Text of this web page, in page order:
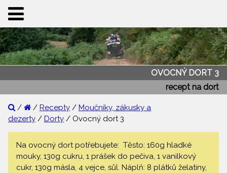
OVOCNÝ DORT 3
recept na dort
/ / Recepty / Moučníky, zákusky a
dezerty / Dorty / Ovocný dort 3
Na ovocný dort potřebujete: Těsto: 160g hladké
mouky, 130g cukru, 1 prášek do pečiva, 1 vanilkový
cukr, 130g másla, 4 vejce, sůl. Náplň: 8 plátků želatiny,